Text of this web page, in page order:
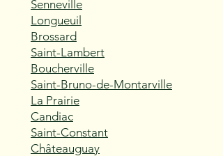
Senneville
Longueuil
Brossard
Saint-Lambert
Boucherville
Saint-Bruno-de-Montarville
La Prairie
Candiac
Saint-Constant
Châteauguay